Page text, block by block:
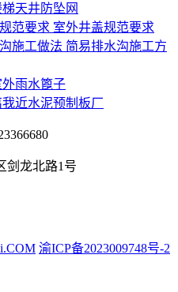
天井防坠网
范要求 室外井盖规范要求
施工做法 简易排水沟施工方
雨水篦子
近水泥预制板厂
剑龙北路1号
渝ICP备2023009748号-2